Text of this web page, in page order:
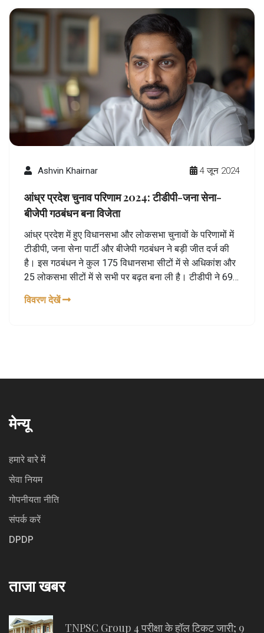
Ashvin Khairnar 4 जून 2024
आंध्र प्रदेश चुनाव परिणाम 2024: टीडीपी-जना सेना-
बीजेपी गठबंधन बना विजेता
आंध्र प्रदेश में हुए विधानसभा और लोकसभा चुनावों के परिणामों में
टीडीपी, जना सेना पार्टी और बीजेपी गठबंधन ने बड़ी जीत दर्ज की
है। इस गठबंधन ने कुल 175 विधानसभा सीटों में से अधिकांश और
25 लोकसभा सीटों में से सभी पर बढ़त बना ली है। टीडीपी ने 69,
विवरण देखें
मेन्यू
हमारे बारे में
सेवा नियम
गोपनीयता नीति
संपर्क करें
DPDP
ताजा खबर
TNPSC Group 4 परीक्षा के हॉल टिकट जारी; 9